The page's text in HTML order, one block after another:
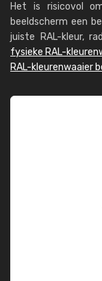
Het is risicovol
beeldscherm een
juiste RAL-kleur,
fysieke RAL-
RAL-kleurenwaaier